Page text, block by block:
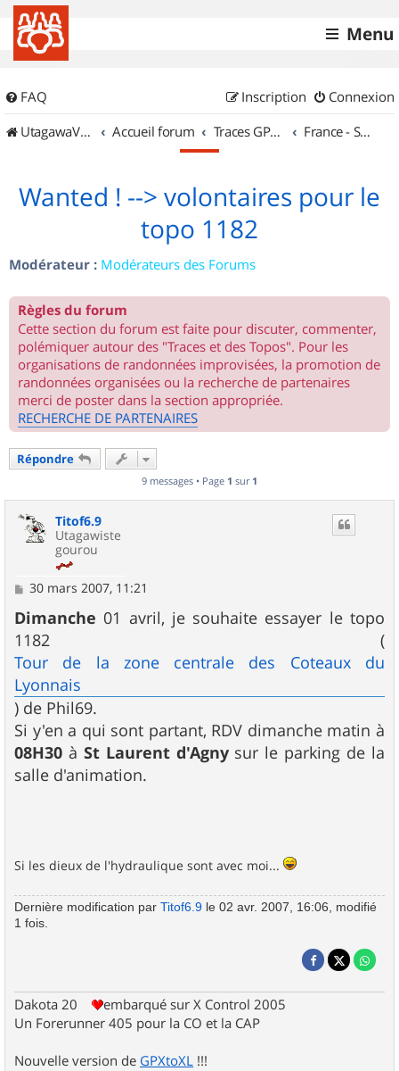
Menu
FAQ Connexion
Inscription
UtagawaVTT (Randos VTT et VTTAE avec traces GPS)
Accueil forum Traces GPS de randos VTT France - Sud Est
Wanted ! --> volontaires pour le
topo 1182
Modérateur : Modérateurs des Forums
Règles du forum
Cette section du forum est faite pour discuter, commenter,
polémiquer autour des "Traces et des Topos". Pour les
organisations de randonnées improvisées, la promotion de
randonnées organisées ou la recherche de partenaires
merci de poster dans la section appropriée.
RECHERCHE DE PARTENAIRES
Répondre
9 messages • Page 1 sur 1
Titof6.9
Utagawiste
gourou
M
s
s
a
g
e
30 mars 2007, 11:21
Dimanche 01 avril, je souhaite essayer le topo
1182 (
Tour de la zone centrale des Coteaux du
Lyonnais
) de Phil69.
Si y'en a qui sont partant, RDV dimanche matin à
08H30 à St Laurent d'Agnysur le parking de la
salle d'animation.
Si les dieux de l'hydraulique sont avec moi...
Dernière modification par Titof6.9 le 02 avr. 2007, 16:06, modifié
1 fois.
Dakota 20
embarqué sur X Control 2005
Un Forerunner 405 pour la CO et la CAP
Nouvelle version de GPXtoXL !!!